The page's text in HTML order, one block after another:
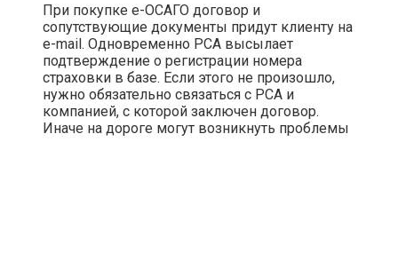
При покупке е-ОСАГО договор и
сопутствующие документы придут клиенту на
e-mail. Одновременно РСА высылает
подтверждение о регистрации номера
страховки в базе. Если этого не произошло,
нужно обязательно связаться с РСА и
компанией, с которой заключен договор.
Иначе на дороге могут возникнуть проблемы